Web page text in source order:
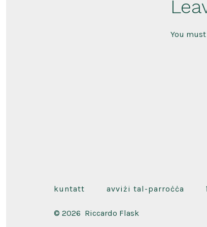
You
kuntatt avviżi tal-parroċċa
© 2026 Riccardo Flask